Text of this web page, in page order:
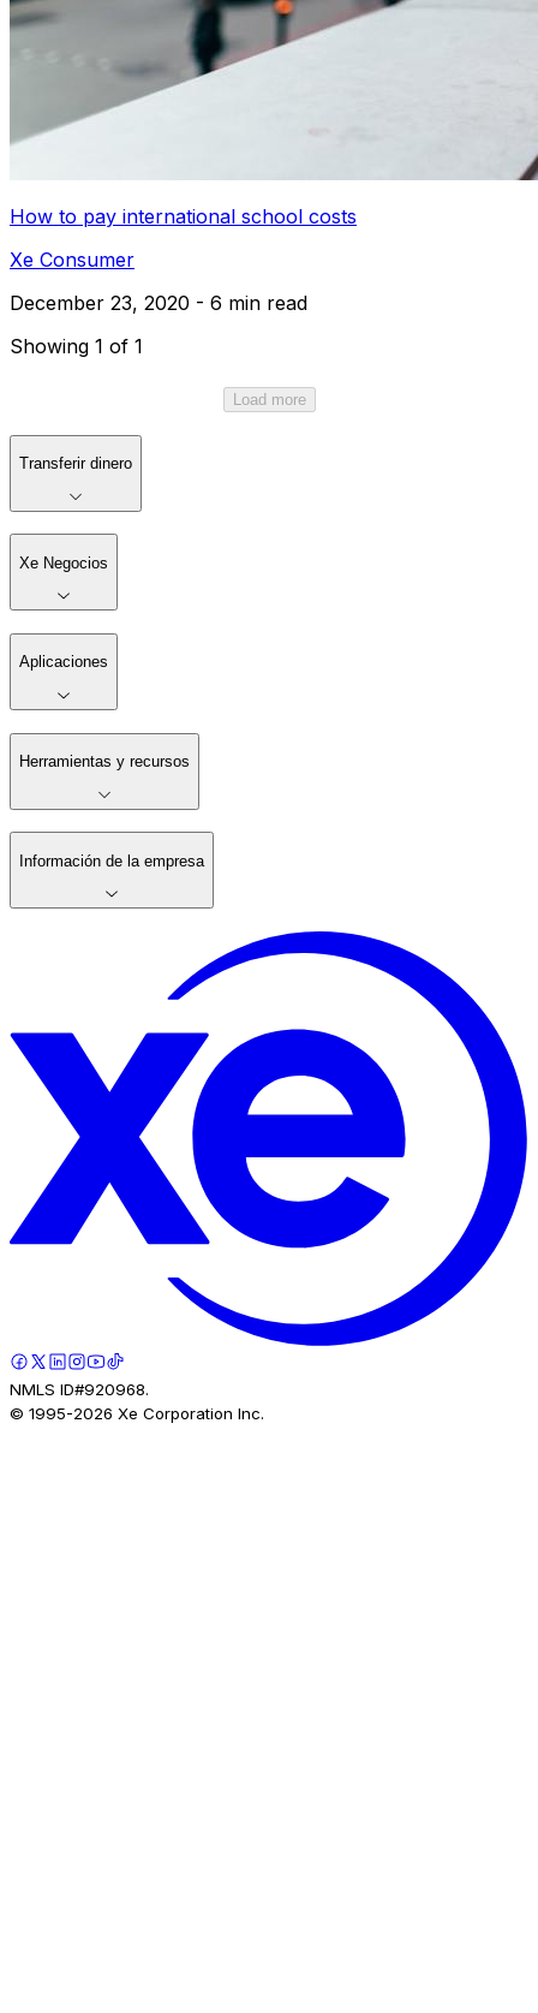
How to pay international school costs
Xe Consumer
December 23, 2020 - 6 min read
Showing 1 of 1
Load more
Transferir dinero
Xe Negocios
Aplicaciones
Herramientas y recursos
Información de la empresa
NMLS ID#920968.
© 1995-2026 Xe Corporation Inc.